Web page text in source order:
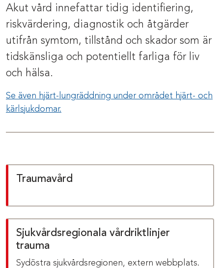
Akut vård innefattar tidig identifiering,
riskvärdering, diagnostik och åtgärder
utifrån symtom, tillstånd och skador som är
tidskänsliga och potentiellt farliga för liv
och hälsa.
Se även hjärt-lungräddning under området hjärt- och
kärlsjukdomar.
Traumavård
Sjukvårdsregionala vårdriktlinjer
trauma
Sydöstra sjukvårdsregionen, extern webbplats.